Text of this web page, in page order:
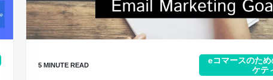
eコマースのた
ケテ